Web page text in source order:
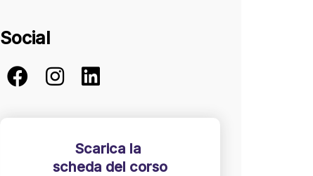
Social
Scarica la
scheda del corso